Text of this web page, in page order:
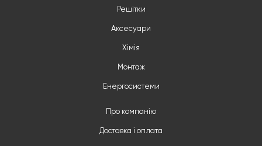
Решітки
Аксесуари
Хімія
Монтаж
Енергосистеми
Про компанію
Доставка і оплата